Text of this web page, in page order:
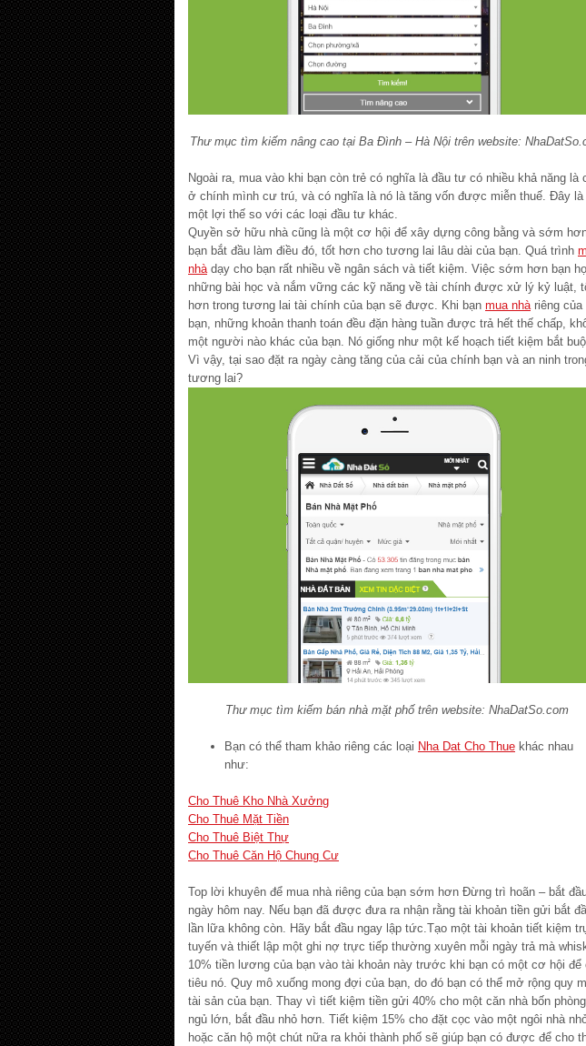
Thư mục tìm kiếm nâng cao tại Ba Đình – Hà Nội trên website:
Ngoài ra, mua vào khi bạn còn trẻ có nghĩa là đầu tư có nhiều khả năng là
ở chính mình cư trú, và có nghĩa là nó là tăng vốn được miễn thuế. Đây là
một lợi thế so với các loại đầu tư khác.
Quyền sở hữu nhà cũng là một cơ hội để xây dựng công bằng và sớm
bạn bắt đầu làm điều đó, tốt hơn cho tương lai lâu dài của bạn. Quá trình
nhàdạy cho bạn rất nhiều về ngân sách và tiết kiệm. Việc sớm hơn bạn
những bài học và nắm vững các kỹ năng về tài chính được xử lý kỷ luật,
hơn trong tương lai tài chính của bạn sẽ được. Khi bạn mua nhàriêng của
bạn, những khoản thanh toán đều đặn hàng tuần được trả hết thế chấp,
một người nào khác của bạn. Nó giống như một kế hoạch tiết kiệm bắt
Vì vậy, tại sao đặt ra ngày càng tăng của cải của chính bạn và an ninh
tương lai?
Thư mục tìm kiếm bán nhà mặt phố trên website: NhaDatSo.com
Bạn có thể tham khảo riêng các loại Nha Dat Cho Thue khác nhau
như:
Cho Thuê Kho Nhà Xưởng
Cho Thuê Mặt Tiền
Cho Thuê Biệt Thự
Cho Thuê Căn Hộ Chung Cư
Top lời khuyên để mua nhà riêng của bạn sớm hơn Đừng trì hoãn – bắt
ngày hôm nay. Nếu bạn đã được đưa ra nhận rằng tài khoản tiền gửi bắt
lần lữa không còn. Hãy bắt đầu ngay lập tức.Tạo một tài khoản tiết kiệm
tuyến và thiết lập một ghi nợ trực tiếp thường xuyên mỗi ngày trả mà
10% tiền lương của bạn vào tài khoản này trước khi bạn có một cơ hội để
tiêu nó. Quy mô xuống mong đợi của bạn, do đó bạn có thể mở rộng quy
tài sản của bạn. Thay vì tiết kiệm tiền gửi 40% cho một căn nhà bốn phòng
ngủ lớn, bắt đầu nhỏ hơn. Tiết kiệm 15% cho đặt cọc vào một ngôi nhà
hoặc căn hộ một chút nữa ra khỏi thành phố sẽ giúp bạn có được để cho